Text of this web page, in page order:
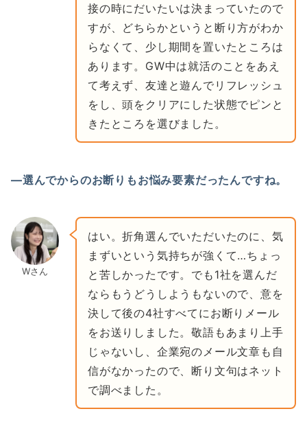
接の時にだいたいは決まっていたので
すが、どちらかというと断り方がわか
らなくて、少し期間を置いたところは
あります。GW中は就活のことをあえ
て考えず、友達と遊んでリフレッシュ
をし、頭をクリアにした状態でピンと
きたところを選びました。
―選んでからのお断りもお悩み要素だったんですね。
Wさん
はい。折角選んでいただいたのに、気
まずいという気持ちが強くて…ちょっ
と苦しかったです。でも1社を選んだ
ならもうどうしようもないので、意を
決して後の4社すべてにお断りメール
をお送りしました。敬語もあまり上手
じゃないし、企業宛のメール文章も自
信がなかったので、断り文句はネット
で調べました。